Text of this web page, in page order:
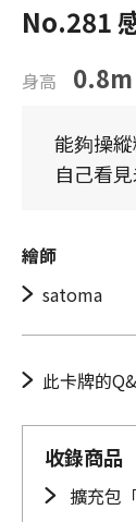
No.281
身高 0.8m
能夠操
自己看見
繪師
satoma
此卡牌的
收錄商品
擴充包